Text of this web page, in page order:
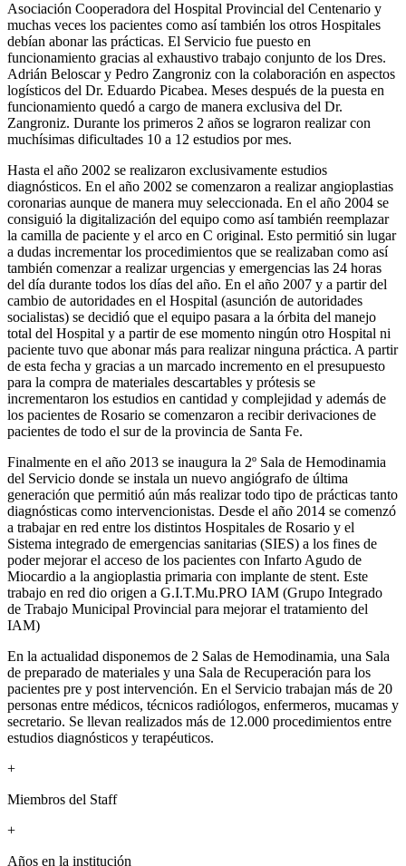
Asociación Cooperadora del Hospital Provincial del Centenario y
muchas veces los pacientes como así también los otros Hospitales
debían abonar las prácticas. El Servicio fue puesto en
funcionamiento gracias al exhaustivo trabajo conjunto de los Dres.
Adrián Beloscar y Pedro Zangroniz con la colaboración en aspectos
logísticos del Dr. Eduardo Picabea. Meses después de la puesta en
funcionamiento quedó a cargo de manera exclusiva del Dr.
Zangroniz. Durante los primeros 2 años se lograron realizar con
muchísimas dificultades 10 a 12 estudios por mes.
Hasta el año 2002 se realizaron exclusivamente estudios
diagnósticos. En el año 2002 se comenzaron a realizar angioplastias
coronarias aunque de manera muy seleccionada. En el año 2004 se
consiguió la digitalización del equipo como así también reemplazar
la camilla de paciente y el arco en C original. Esto permitió sin lugar
a dudas incrementar los procedimientos que se realizaban como así
también comenzar a realizar urgencias y emergencias las 24 horas
del día durante todos los días del año. En el año 2007 y a partir del
cambio de autoridades en el Hospital (asunción de autoridades
socialistas) se decidió que el equipo pasara a la órbita del manejo
total del Hospital y a partir de ese momento ningún otro Hospital ni
paciente tuvo que abonar más para realizar ninguna práctica. A partir
de esta fecha y gracias a un marcado incremento en el presupuesto
para la compra de materiales descartables y prótesis se
incrementaron los estudios en cantidad y complejidad y además de
los pacientes de Rosario se comenzaron a recibir derivaciones de
pacientes de todo el sur de la provincia de Santa Fe.
Finalmente en el año 2013 se inaugura la 2º Sala de Hemodinamia
del Servicio donde se instala un nuevo angiógrafo de última
generación que permitió aún más realizar todo tipo de prácticas tanto
diagnósticas como intervencionistas. Desde el año 2014 se comenzó
a trabajar en red entre los distintos Hospitales de Rosario y el
Sistema integrado de emergencias sanitarias (SIES) a los fines de
poder mejorar el acceso de los pacientes con Infarto Agudo de
Miocardio a la angioplastia primaria con implante de stent. Este
trabajo en red dio origen a G.I.T.Mu.PRO IAM (Grupo Integrado
de Trabajo Municipal Provincial para mejorar el tratamiento del
IAM)
En la actualidad disponemos de 2 Salas de Hemodinamia, una Sala
de preparado de materiales y una Sala de Recuperación para los
pacientes pre y post intervención. En el Servicio trabajan más de 20
personas entre médicos, técnicos radiólogos, enfermeros, mucamas y
secretario. Se llevan realizados más de 12.000 procedimientos entre
estudios diagnósticos y terapéuticos.
+
Miembros del Staff
+
Años en la institución